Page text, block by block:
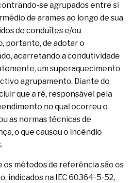
se agrupados entre si
de arames ao longo de sua
de conduítes e/ou
portanto, de adotar o
acarretando a condutividade
um superaquecimento
agrupamento. Diante do
que a ré, responsável pela
no qual ocorreu o
as normas técnicas de
o que causou o incêndio
os métodos de referência são os
indicados na IEC 60364-5-52,